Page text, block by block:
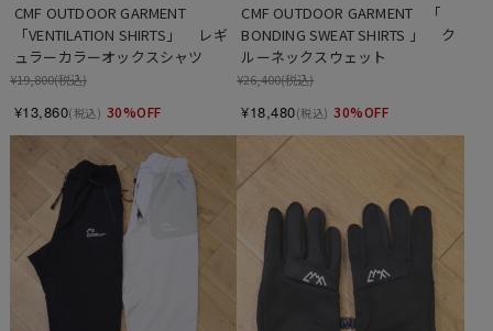
CMF OUTDOOR GARMENT
「VENTILATION SHIRTS」　 レギ
ュラーカラーオックスシャツ
¥19,800(税込)
¥13,860(税込) 30%OFF
CMF OUTDOOR GARMENT　「
BONDING SWEAT SHIRTS 」　 ク
ルーネックスウェット
¥26,400(税込)
¥18,480(税込) 30%OFF